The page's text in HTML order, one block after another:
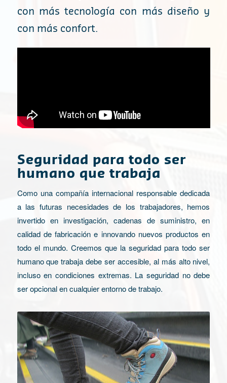
con más tecnología con más diseño y
con más confort.
Seguridad para todo ser
humano que trabaja
Como una compañía internacional responsable dedicada
a las futuras necesidades de los trabajadores, hemos
invertido en investigación, cadenas de suministro, en
calidad de fabricación e innovando nuevos productos en
todo el mundo. Creemos que la seguridad para todo ser
humano que trabaja debe ser accesible, al más alto nivel,
incluso en condiciones extremas. La seguridad no debe
ser opcional en cualquier entorno de trabajo.